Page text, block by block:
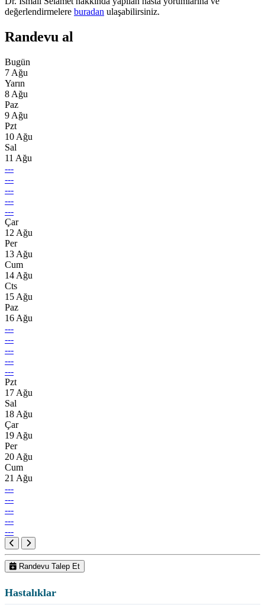
değerlendirmelere buradan ulaşabilirsiniz.
Randevu al
Bugün
7 Ağu
Yarın
8 Ağu
Paz
9 Ağu
Pzt
10 Ağu
Sal
11 Ağu
---
---
---
---
---
Çar
12 Ağu
Per
13 Ağu
Cum
14 Ağu
Cts
15 Ağu
Paz
16 Ağu
---
---
---
---
---
Pzt
17 Ağu
Sal
18 Ağu
Çar
19 Ağu
Per
20 Ağu
Cum
21 Ağu
---
---
---
---
---
Randevu Talep Et
Hastalıklar